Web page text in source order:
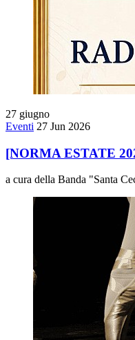
27 giugno
Eventi 27 Jun 2026
[NORMA ESTATE
a cura della Banda "Santa